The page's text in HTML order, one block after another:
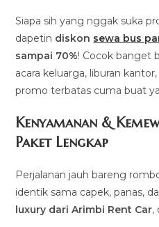
Siapa sih yang nggak suka
dapetin diskon sewa bus
sampai 70%! Cocok banget
acara keluarga, liburan
promo terbatas cuma buat
Kenyamanan &
Paket Lengkap
Perjalanan jauh bareng
identik sama capek, panas,
luxury dari Arimbi Rent Car,